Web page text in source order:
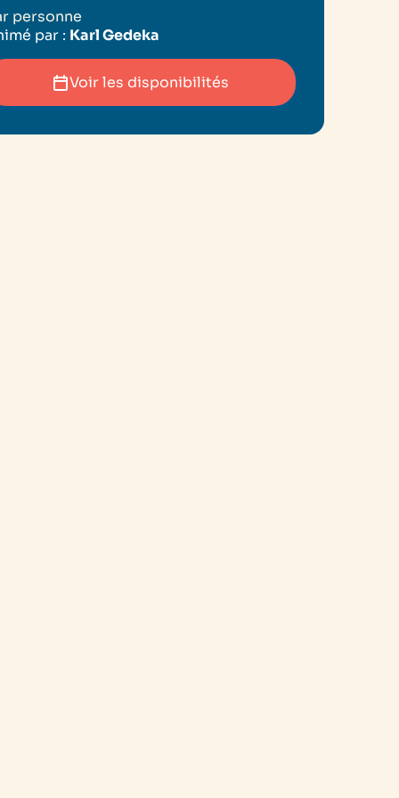
personne
par : Karl Gedeka
Voir les disponibilités